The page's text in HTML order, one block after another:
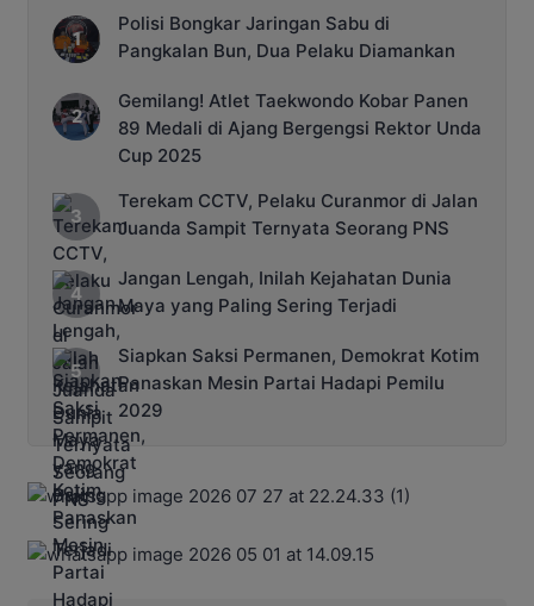
Polisi Bongkar Jaringan Sabu di
Pangkalan Bun, Dua Pelaku Diamankan
Gemilang! Atlet Taekwondo Kobar Panen
89 Medali di Ajang Bergengsi Rektor Unda
Cup 2025
Terekam CCTV, Pelaku Curanmor di Jalan
Juanda Sampit Ternyata Seorang PNS
Jangan Lengah, Inilah Kejahatan Dunia
Maya yang Paling Sering Terjadi
Siapkan Saksi Permanen, Demokrat Kotim
Panaskan Mesin Partai Hadapi Pemilu
2029